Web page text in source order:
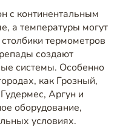
с континентальным
а температуры могут
термометров
создают
системы. Особенно
как Грозный,
Аргун и
оборудование,
условиях.